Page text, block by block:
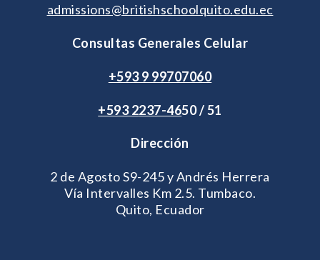
admissions@britishschoolquito.edu.ec
Consultas Generales Celular
+593 9 99707060
+593 2237-4650 / 51
Dirección
2 de Agosto S9-245 y Andrés Herrera
Vía Intervalles Km 2.5. Tumbaco.
Quito, Ecuador